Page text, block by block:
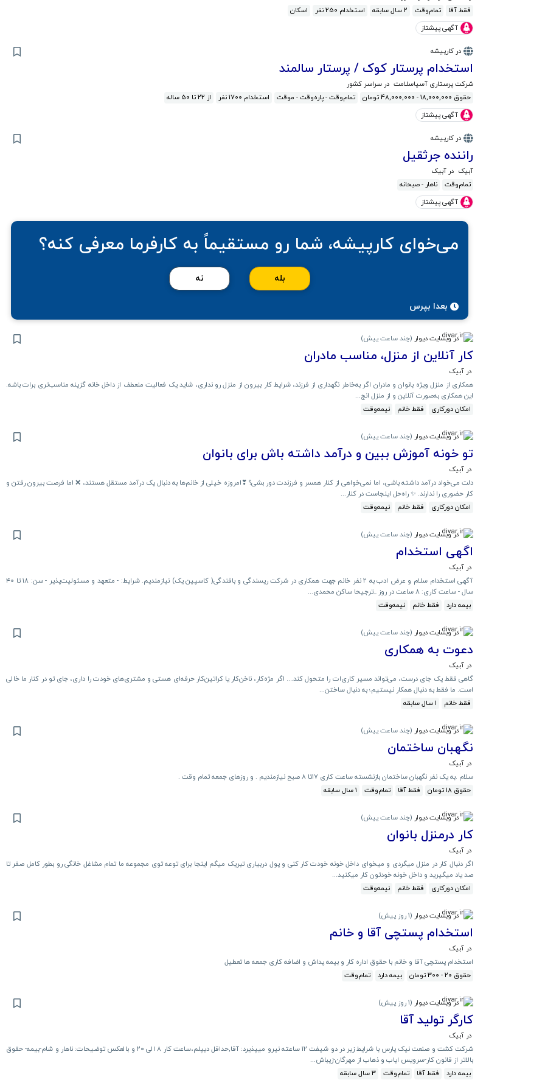
فقط آقا
تمام‌وقت 2 سال سابقه استخدام 250 نفر
اسکان
آگهی پیشتاز
در کارپیشه
استخدام پرستار کوک / پرستار سالمند
شرکت پرستاری آسیاسلامت در سراسر کشور
حقوق 18,000,000 - 48,000,000 تومان
تمام‌وقت - پاره‌وقت - موقت استخدام 1700 نفر
از 22 تا 50 ساله
آگهی پیشتاز
در کارپیشه
راننده جرثقیل
آبیک در آبیک
تمام‌وقت
ناهار - صبحانه
آگهی پیشتاز
می‌خوای کارپیشه، شما رو مستقیماً به کارفرما معرفی کنه؟
بله نه
بعدا بپرس
در وبسایت دیوار (چند ساعت پیش)
کار آنلاین از منزل، مناسب مادران
در آبیک
همکاری از منزل ویژه بانوان و مادران اگر به‌خاطر نگهداری از فرزند، شرایط کار بیرون از منزل رو نداری، شاید یک فعالیت منعطف از داخل خانه گزینه مناسب‌تری برات باشه.
این همکاری به‌صورت آنلاین و از منزل انج...
امکان دورکاری
فقط خانم نیمه‌وقت
در وبسایت دیوار (چند ساعت پیش)
تو خونه آموزش ببین و درآمد داشته باش برای بانوان
در آبیک
دلت می‌خواد درآمد داشته باشی، اما نمی‌خواهی از کنار همسر و فرزندت دور بشی؟ ❣امروزه خیلی از خانم‌ها به دنبال یک درآمد مستقل هستند، ❌ اما فرصت بیرون رفتن و
کار حضوری را ندارند. ✨ راه‌حل اینجاست در کنار...
امکان دورکاری
فقط خانم نیمه‌وقت
در وبسایت دیوار (چند ساعت پیش)
اگهی استخدام
در آبیک
آگهی استخدام سلام و عرض ادب به ۲ نفر خانم جهت همکاری در شرکت ریسندگی و بافندگی( کاسپین یک) نیازمندیم. شرایط: - متعهد و مسئولیت‌پذیر - سن: ۱۸ تا ۴۰
سال - ساعت کاری: ۸ ساعت در روز _ترجیحا ساکن محمدی...
بیمه دارد
فقط خانم نیمه‌وقت
در وبسایت دیوار (چند ساعت پیش)
دعوت به همکاری
در آبیک
گاهی فقط یک جای درست، می‌تواند مسیر کاری‌ات را متحول کند… اگر مژه‌کار، ناخن‌کار یا کراتین‌کار حرفه‌ای هستی و مشتری‌های خودت را داری، جای تو در کنار ما خالی
است. ما فقط به دنبال همکار نیستیم؛ به دنبال ساختن...
فقط خانم
1 سال سابقه
در وبسایت دیوار (چند ساعت پیش)
نگهبان ساختمان
در آبیک
سلام .به یک نفر نگهبان ساختمان بازنشسته ساعت کاری ۱۷تا ۸ صبح نیازمندیم . و روزهای جمعه تمام وقت .
حقوق 18 تومان
فقط آقا تمام‌وقت 1 سال سابقه
در وبسایت دیوار (چند ساعت پیش)
کار درمنزل بانوان
در آبیک
اگر دنبال کار در منزل میگردی و میخوای داخل خونه خودت کار کنی و پول دربیاری تبریک میگم اینجا برای توعه توی مجموعه ما تمام مشاغل خانگی رو بطور کامل صفر تا
صد یاد میگیرید و داخل خونه خودتون کار میکنید...
امکان دورکاری
فقط خانم نیمه‌وقت
در وبسایت دیوار (1 روز پیش )
استخدام پستچی آقا و خانم
در آبیک
استخدام پستچی آقا و خانم با حقوق اداره کار و بیمه پداش و اضافه کاری جمعه ها تعطیل
حقوق 20 - 300 تومان
بیمه دارد تمام‌وقت
در وبسایت دیوار (1 روز پیش )
کارگر تولید آقا
در آبیک
شرکت کشت و صنعت نیک پارس با شرایط زیر در دو شیفت 12 ساعته نیرو میپذیرد: آقا,حداقل دیپلم،ساعت کار ۸ الی ۲۰ و بالعکس توضیحات: ناهار و شام-بیمه- حقوق
بالاتر از قانون کار-سرویس ایاب و ذهاب از مهرگان-زیباش...
بیمه دارد
فقط آقا تمام‌وقت 3 سال سابقه